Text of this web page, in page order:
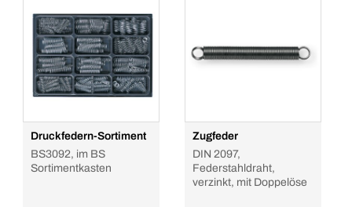
Druckfedern-Sortiment
BS3092, im BS
Sortimentkasten
Zugfeder
DIN 2097,
Federstahldraht,
verzinkt, mit Doppelöse